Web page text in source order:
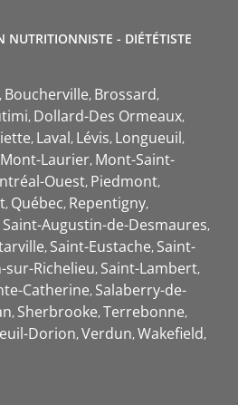
NUTRITIONNISTE - DIÉTÉTISTE
Boucherville Brossard
Dollard-Des Ormeaux
Laval Lévis Longueuil
Mont-Laurier Mont-Saint-
Ouest Piedmont
Québec Repentigny
Saint-Augustin-de-Desmaures
Saint-Eustache Saint-
sur-Richelieu Saint-Lambert
Catherine Salaberry-de-
Sherbrooke Terrebonne
Dorion Verdun Wakefield